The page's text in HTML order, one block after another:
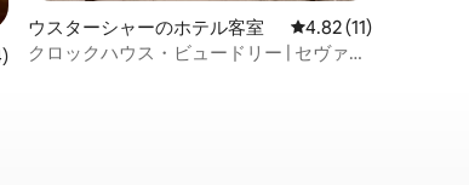
件、5つ星中4.79つ星の平均評価
ウスターシャーのホテル客室 レビュー11件、5つ
4.82 (11)
クロックハウス・ビュードリー | セヴァー